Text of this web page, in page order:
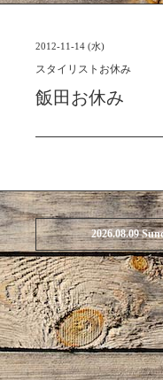
2012-11-14 (水)
スタイリストお休み
飯田お休み
2026.08.09